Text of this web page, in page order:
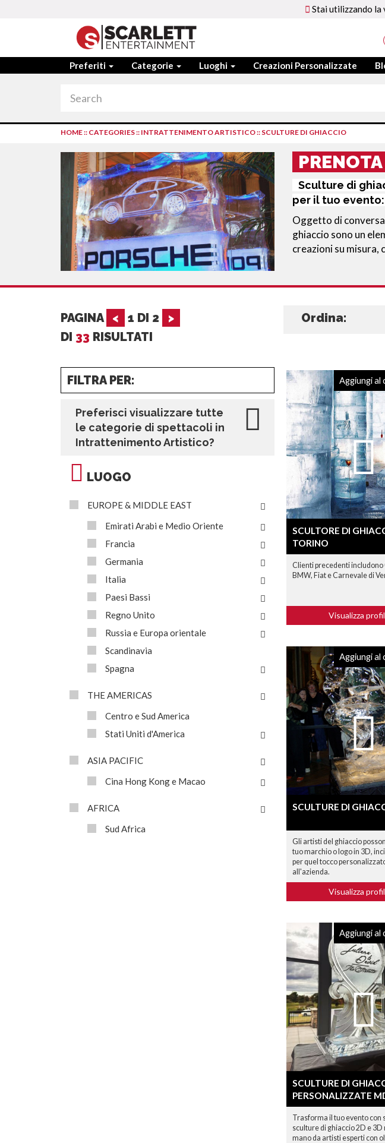
Stai utilizzando la
Preferiti Categorie Luoghi Creazioni Personalizzate
HOME:: CATEGORIES:: INTRATTENIMENTO ARTISTICO:: SCULTURE DI GHIACCIO
Sculture di
per il tuo
Oggetto di
ghiaccio sono un
creazioni su misura,
PAGINA < 1 DI 2
>
DI 33 RISULTATI
Ordina:
FILTRA PER:
Preferisci visualizzare tutte
le categorie di spettacoli in
Intrattenimento Artistico?
LUOGO
EUROPE & MIDDLE EAST
Emirati Arabi e Medio Oriente
Francia
Germania
Italia
Paesi Bassi
Regno Unito
Russia e Europa orientale
Scandinavia
Spagna
THE AMERICAS
Centro e Sud America
Stati Uniti d'America
ASIA PACIFIC
Cina Hong Kong e Macao
AFRICA
Sud Africa
Aggiungi al
SCULTORE DI
TORINO
Clienti precedenti includono
BMW, Fiat e Carnevale di
Visualizza
Aggiungi al
SCULTURE DI
Gli artisti del ghiaccio
tuo marchio o logo in 3D,
per quel tocco
all'azienda.
Visualizza
Aggiungi al
SCULTURE DI
PERSONALIZZATE
Trasforma il tuo evento con
sculture di ghiaccio 2D e 3D
mano da artisti esperti con